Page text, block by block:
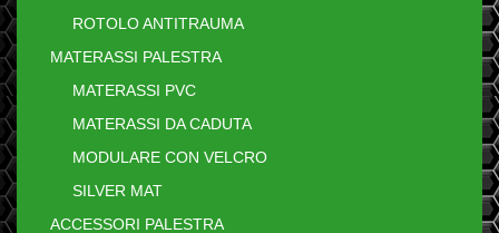
ROTOLO ANTITRAUMA
MATERASSI PALESTRA
MATERASSI PVC
MATERASSI DA CADUTA
MODULARE CON VELCRO
SILVER MAT
ACCESSORI PALESTRA